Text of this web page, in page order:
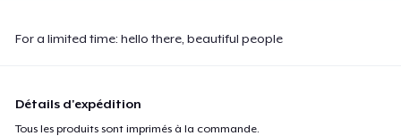
For a limited time: hello there, beautiful people
Détails d'expédition
Tous les produits sont imprimés à la commande.